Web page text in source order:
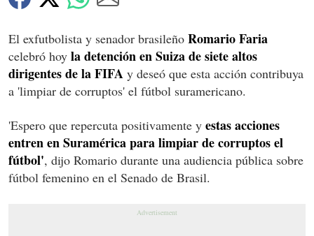
El exfutbolista y senador brasileño Romario Faria
celebró hoy la detención en Suiza de siete altos
dirigentes de la FIFA y deseó que esta acción contribuya
a 'limpiar de corruptos' el fútbol suramericano.
'Espero que repercuta positivamente y estas acciones
entren en Suramérica para limpiar de corruptos el
fútbol', dijo Romario durante una audiencia pública sobre
fútbol femenino en el Senado de Brasil.